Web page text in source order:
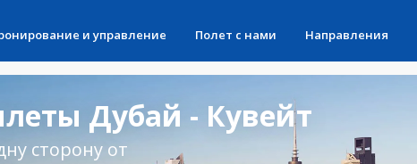
и управление Полет с нами Направления
Дубай - Кувейт
сторону от